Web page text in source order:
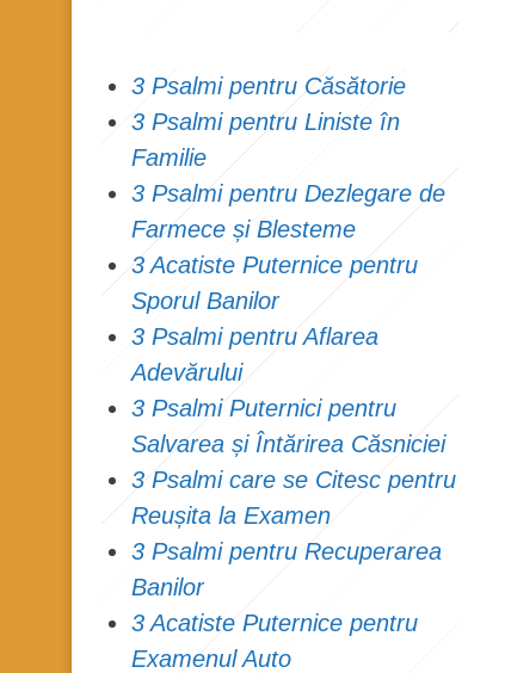
3 Psalmi pentru Căsătorie
3 Psalmi pentru Liniste în
Familie
3 Psalmi pentru Dezlegare de
Farmece și Blesteme
3 Acatiste Puternice pentru
Sporul Banilor
3 Psalmi pentru Aflarea
Adevărului
3 Psalmi Puternici pentru
Salvarea și Întărirea Căsniciei
3 Psalmi care se Citesc pentru
Reușita la Examen
3 Psalmi pentru Recuperarea
Banilor
3 Acatiste Puternice pentru
Examenul Auto